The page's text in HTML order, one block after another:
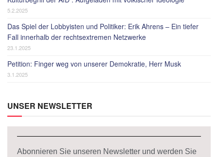
5.2.2025
Das Spiel der Lobbyisten und Politiker: Erik Ahrens – Ein tiefer
Fall innerhalb der rechtsextremen Netzwerke
23.1.2025
Petition: Finger weg von unserer Demokratie, Herr Musk
3.1.2025
UNSER NEWSLETTER
Abonnieren Sie unseren Newsletter und werden Sie